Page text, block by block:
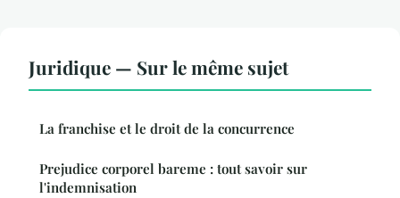
Juridique — Sur le même sujet
La franchise et le droit de la concurrence
Prejudice corporel bareme : tout savoir sur
l'indemnisation